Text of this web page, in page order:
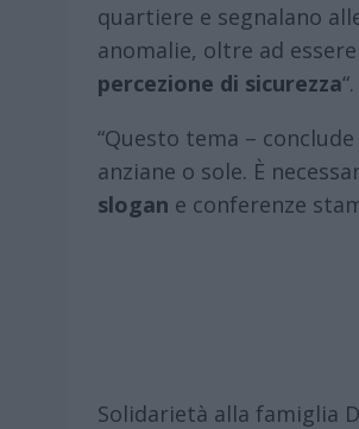
quartiere e segnalano
anomalie, oltre ad
percezione di sicurezza“.
“Questo tema – conclude
anziane o sole. È
slogan e conferenze
Solidarietà alla famiglia